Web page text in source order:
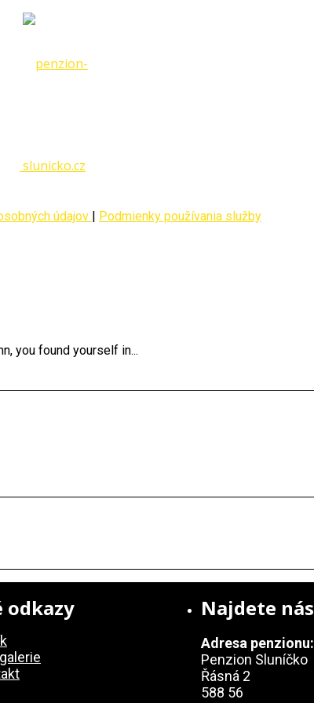
údajov | Podmienky používania služby
you found yourself in...
odkazy Najdete nás
Adresa penzionu:
Penzion Sluníčko
Řásná 2
588 56